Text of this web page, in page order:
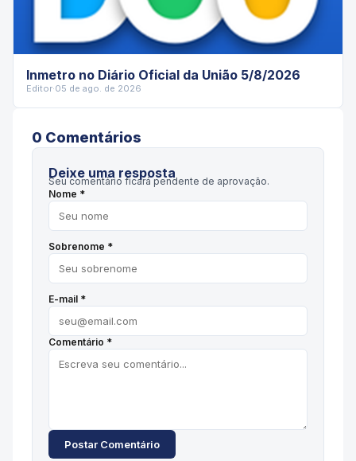
Inmetro no Diário Oficial da União 5/8/2026
Editor·05 de ago. de 2026
0 Comentários
Deixe uma resposta
Seu comentário ficará pendente de aprovação.
Nome *
Sobrenome *
E-mail *
Comentário *
Postar Comentário